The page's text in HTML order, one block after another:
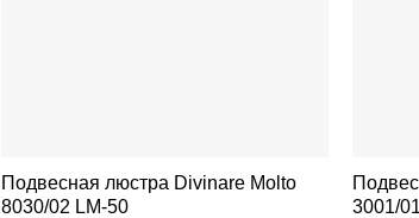
Подвесная люстра Divinare Molto
8030/02 LM-50
Подвесная
3001/